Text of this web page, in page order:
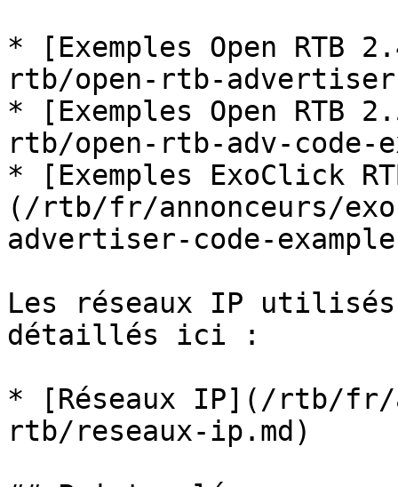
* [Exemples Open RTB
rtb/open-rtb-advertiser-
* [Exemples Open RTB
rtb/open-rtb-adv-code-
* [Exemples ExoClick
(/rtb/fr/annonceurs/
advertiser-code-
Les réseaux IP utilisés
détaillés ici :
* [Réseaux IP](/rtb/fr/
rtb/reseaux-ip.md)